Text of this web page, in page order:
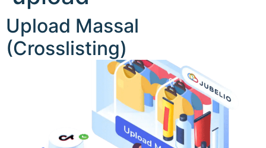
Upload Massal
(Crosslisting)